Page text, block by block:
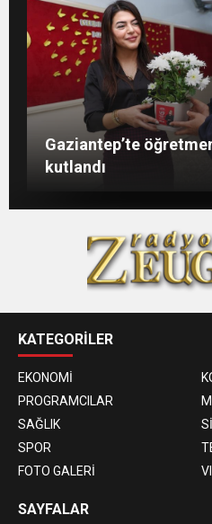
Konukoğlu: Türkiye ekonomisine 11 farklı
sektörde değer katıyoruz
Gaziantep’te
kutlandı
Şahin: “İstikbalimizi
KATEGORİLER
EKONOMİ
PROGRAMCILAR
SAĞLIK
SPOR
FOTO GALERİ
SAYFALAR